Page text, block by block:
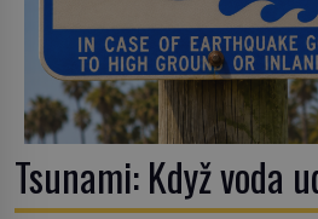
Tsunami: Když voda